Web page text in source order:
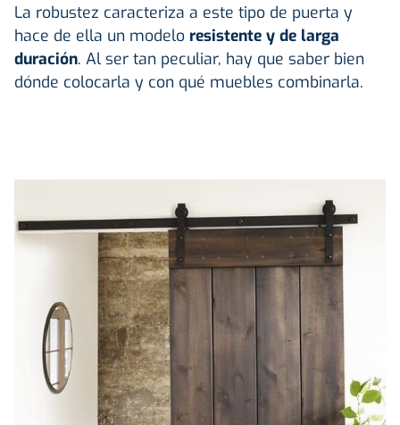
La robustez caracteriza a este tipo de puerta y
hace de ella un modelo resistente y de larga
duración. Al ser tan peculiar, hay que saber bien
dónde colocarla y con qué muebles combinarla.